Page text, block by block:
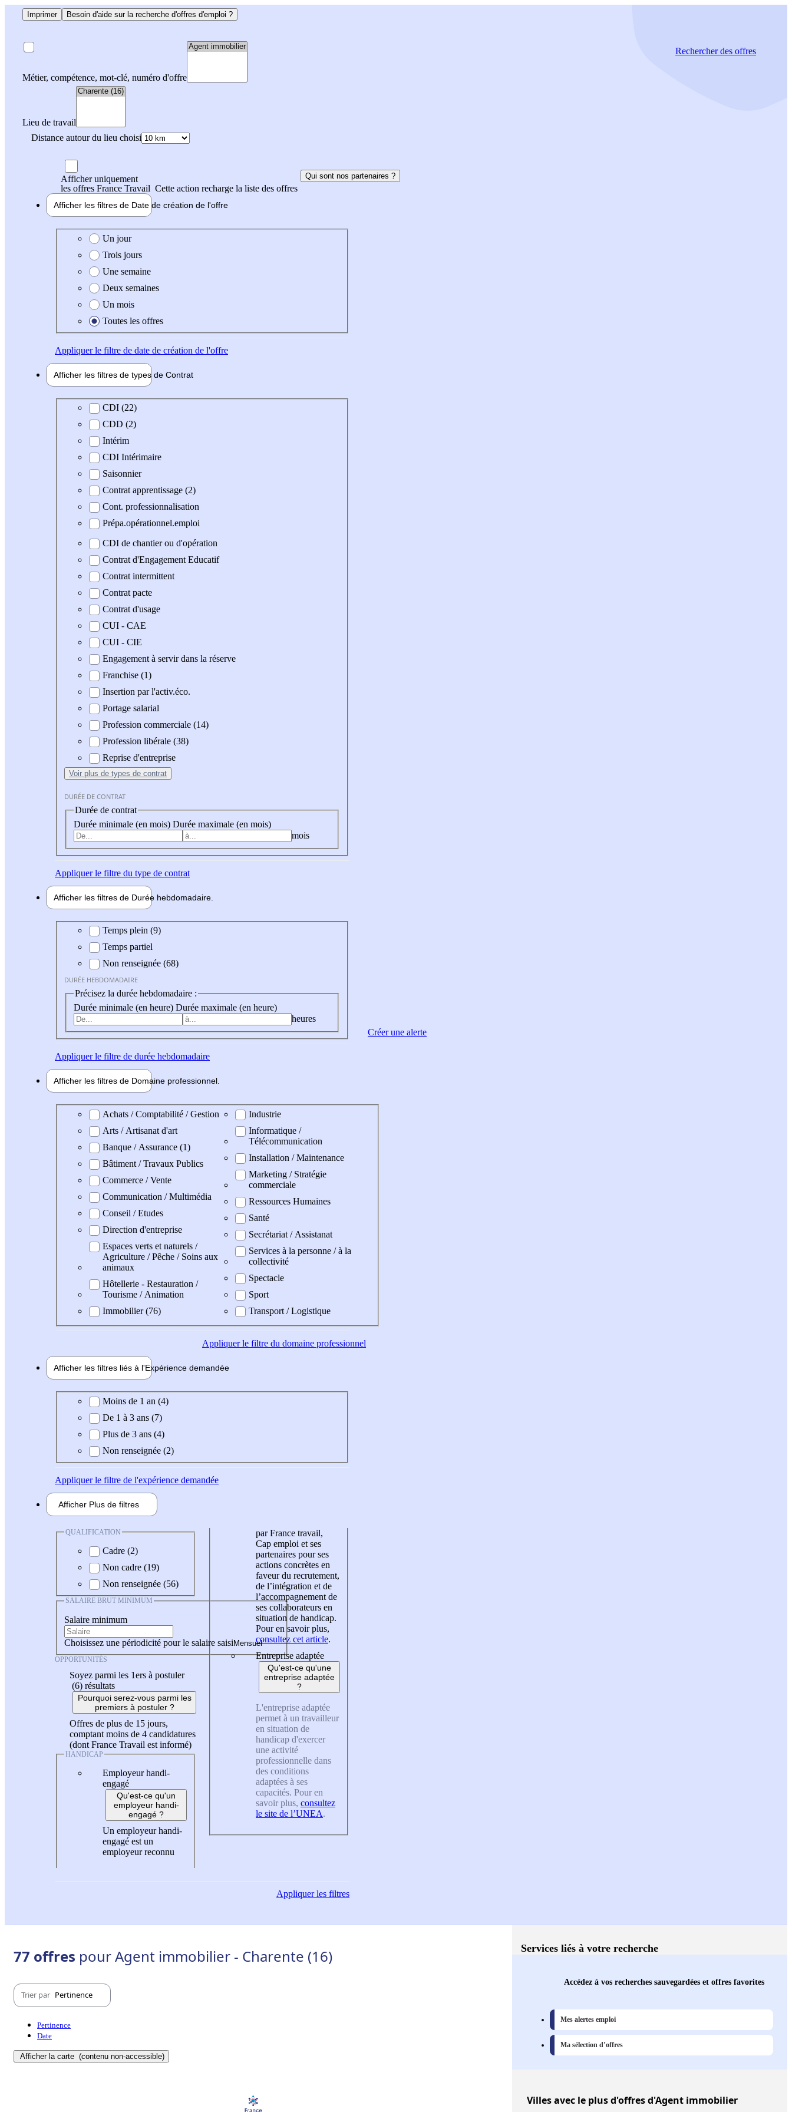
Imprimer Besoin d'aide sur la recherche d'offres d'emploi ?
Métier, compétence, mot-clé, numéro d'offre
Lieu de travail
Distance autour du lieu choisi
Rechercherdes offres
Afficher uniquement
les offres France Travail Cette action recharge la liste des offres
Qui sont nos partenaires ?
Afficher les filtres de Date de création de l'offre
Date de création de l'offre
Un jour
Trois jours
Une semaine
Deux semaines
Un mois
Toutes les offres
Appliquerle filtre de date de création de l'offre
Afficher les filtres de types de Contrat
Type de contratCDI (22)
CDD (2)
Intérim
CDI Intérimaire
Saisonnier
Contrat apprentissage (2)
Cont. professionnalisation
Prépa.opérationnel.emploi
CDI de chantier ou d'opération
Contrat d'Engagement Educatif
Contrat intermittent
Contrat pacte
Contrat d'usage
CUI - CAE
CUI - CIE
Engagement à servir dans la réserve
Franchise (1)
Insertion par l'activ.éco.
Portage salarial
Profession commerciale (14)
Profession libérale (38)
Reprise d'entreprise
Voir plus de types de contrat
DURÉE DE CONTRAT
Durée de contrat
Durée minimale (en mois) Durée maximale (en mois)
mois
Appliquerle filtre du type de contrat
Afficher les filtres de Durée hebdomadaire
Durée hebdomadaire
Temps plein (9)
Temps partiel
Non renseignée (68)
DURÉE HEBDOMADAIRE
Précisez la durée hebdomadaire :
Durée minimale (en heure) Durée maximale (en heure)
heures
Appliquerle filtre de durée hebdomadaire
Afficher les filtres de Domaine professionnel
Domaine professionel
Achats / Comptabilité / Gestion
Arts / Artisanat d'art
Banque / Assurance (1)
Bâtiment / Travaux Publics
Commerce / Vente
Communication / Multimédia
Conseil / Etudes
Direction d'entreprise
Espaces verts et naturels /
Agriculture / Pêche / Soins aux
animaux
Hôtellerie - Restauration /
Tourisme / Animation
Immobilier (76)
Industrie
Informatique /
Télécommunication
Installation / Maintenance
Marketing / Stratégie
commerciale
Ressources Humaines
Santé
Secrétariat / Assistanat
Services à la personne / à la
collectivité
Spectacle
Sport
Transport / Logistique
Appliquerle filtre du domaine professionnel
Afficher les filtres liés à l'Expérience demandée
Expérience demandée
Moins de 1 an (4)
De 1 à 3 ans (7)
Plus de 3 ans (4)
Non renseignée (2)
Appliquerle filtre de l'expérience demandée
Afficher Plus de filtres
QUALIFICATION
Cadre (2)
Non cadre (19)
Non renseignée (56)
SALAIRE BRUT MINIMUM
Salaire minimum
Choisissez une périodicité pour le salaire saisi
OPPORTUNITÉS
Soyez parmi les 1ers à postuler
(6) résultats
Pourquoi serez-vous parmi les
premiers à postuler ?
Offres de plus de 15 jours,
comptant moins de 4 candidatures
(dont France Travail est informé)
HANDICAP
Employeur handi-
engagé
Qu'est-ce qu'un
employeur handi-
engagé ?
Un employeur handi-
engagé est un
employeur reconnu
par France travail,
Cap emploi et ses
partenaires pour ses
actions concrètes en
faveur du recrutement,
de l’intégration et de
l’accompagnement de
ses collaborateurs en
situation de handicap.
Pour en savoir plus,
consultez cet article.
Entreprise adaptée
Qu'est-ce qu'une
entreprise adaptée
?
L'entreprise adaptée
permet à un travailleur
en situation de
handicap d'exercer
une activité
professionnelle dans
des conditions
adaptées à ses
capacités. Pour en
savoir plus, consultez
le site de l’UNEA.
Appliquerles filtres
Créer une alerte
77 offres pour Agent immobilier - Charente (16)
Trier par Pertinence
Pertinence
Date
Afficher la carte (contenu non-accessible)
Services liés à votre recherche
Accédez à vos recherches sauvegardées et offres favorites
Mes alertes emploi
Ma sélection d’offres
Villesavec le plus d'offres d'Agent immobilier